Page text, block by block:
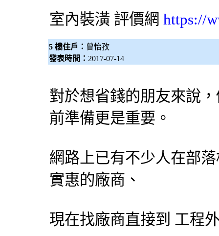
室內裝潢 評價網 https://
5 樓住戶： 曾怡孜
發表時間： 2017-07-14
對於想省錢的朋友來說
前準備更是重要。
網路上已有不少人在部
實惠的廠商、
現在找廠商直接到 工程